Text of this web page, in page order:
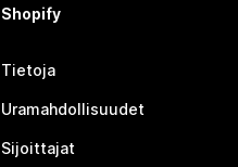
Shopify
Tietoja
Uramahdollisuudet
Sijoittajat